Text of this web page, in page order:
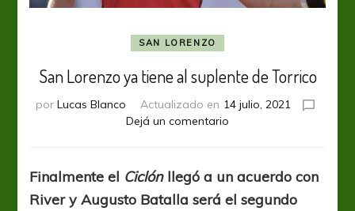
SAN LORENZO
San Lorenzo ya tiene al suplente de Torrico
por Lucas Blanco Actualizado en 14 julio, 2021
Dejá un comentario
tiene
al
Finalmente el Ciclón llegó a un acuerdo con
River y Augusto Batalla será el segundo